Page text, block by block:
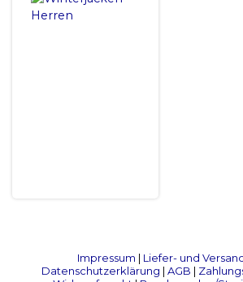
Impressum | Liefer- und
Datenschutzerklärung | AGB |